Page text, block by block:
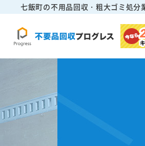
七飯町の不用品回収・粗大ゴミ処分